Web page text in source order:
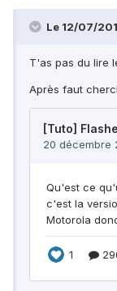
Le 12/07/
T'as pas du lire
Après faut